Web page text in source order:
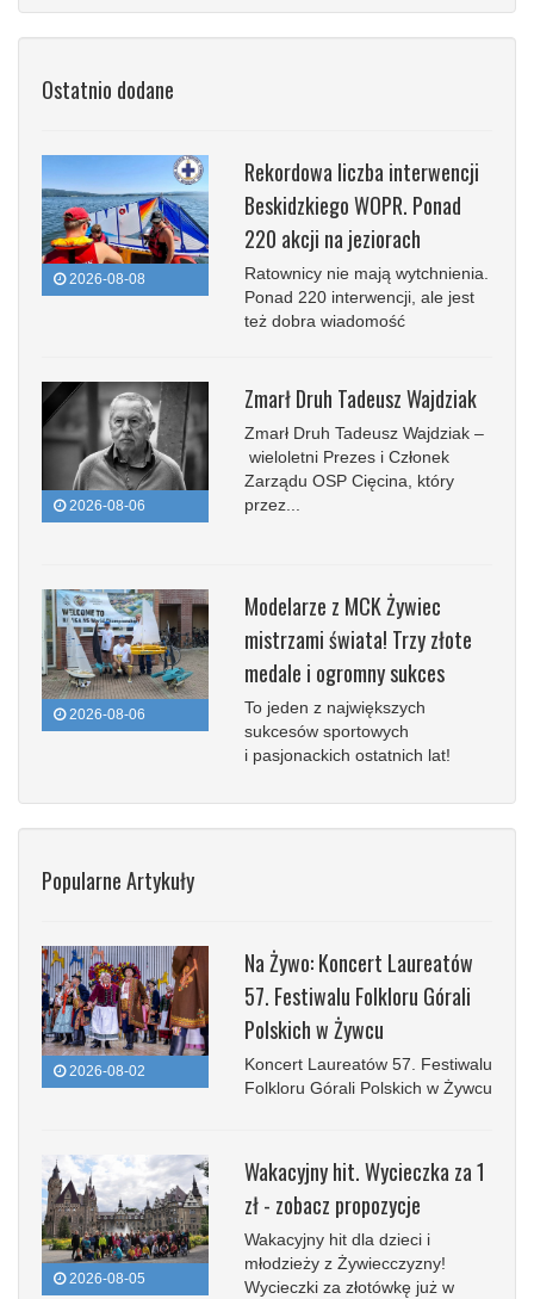
Ostatnio dodane
2026-08-08
Rekordowa liczba interwencji
Beskidzkiego WOPR. Ponad
220 akcji na jeziorach
Ratownicy nie mają wytchnienia.
Ponad 220 interwencji, ale jest
też dobra wiadomość
2026-08-06
Zmarł Druh Tadeusz Wajdziak
Zmarł Druh Tadeusz Wajdziak –
wieloletni Prezes i Członek
Zarządu OSP Cięcina, który
przez...
2026-08-06
Modelarze z MCK Żywiec
mistrzami świata! Trzy złote
medale i ogromny sukces
To jeden z największych
sukcesów sportowych
i pasjonackich ostatnich lat!
Popularne Artykuły
2026-08-02
Na Żywo: Koncert Laureatów
57. Festiwalu Folkloru Górali
Polskich w Żywcu
Koncert Laureatów 57. Festiwalu
Folkloru Górali Polskich w Żywcu
2026-08-05
Wakacyjny hit. Wycieczka za 1
zł - zobacz propozycje
Wakacyjny hit dla dzieci i
młodzieży z Żywiecczyzny!
Wycieczki za złotówkę już w